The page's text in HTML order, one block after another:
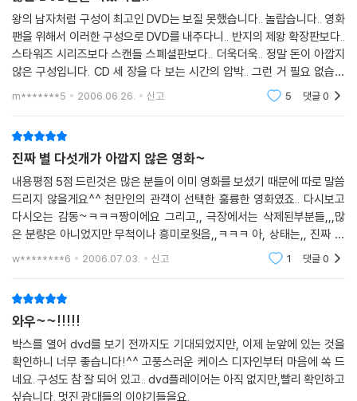
왕의 남자처럼 구성이 최고인 DVD는 보질 못했습니다.. 놀랍습니다.. 영화
팬을 위해서 이러한 구성으로 DVD를 내주다니.. 반지의 제왕 확장판보다..
스타워즈 시리즈보다 스캔들 스폐셜판보다.. 더욱더욱.. 정말 돈이 아깝지
않은 구성입니다. CD 세 장을 다 보는 시간의 압박.. 그런 거 필요 없습니
다. 구성품은 사진에서 보여지는 그대로 입니다. 외면상으로도 받아들고
m*******5 2006.06.26. 신고 5 댓글0
진짜 별 다섯개가 아깝지 않은 영화~
내용평점 5점 드린것은 많은 분들이 이미 영화를 보셨기 때문에 따로 말씀
드리지 않을게요^^ 천만인의 관객이 선택한 훌륭한 영화였죠.. 다시보고
다시오는 감동~ㅋㅋㅋ짱이에요 그리고,, 극장에서는 삭제된부분들,,,많
은 분량은 아니었지만 무척이나 흥미로웟음,,ㅋㅋㅋ 아, 상태는,, 진짜 좋
아요! 제가 다른 책들이랑 같이 주문했는데 디브이디만 따로 또 작은 박스
w********6 2006.07.03. 신고 1 댓글0
와우~~!!!!!
박스를 열어 dvd를 보기 전까지도 기대되었지만, 이제 눈앞에 있는 것을
확인하니 너무 좋습니다!^^ 고풍스러운 케이스 디자인부터 마음에 쏙 드
네요. 구성도 참 잘 되어 있고.. dvd플레이어는 아직 없지만,빨리 확인하고
싶습니다. 멋진 광대들의 이야기들을요.